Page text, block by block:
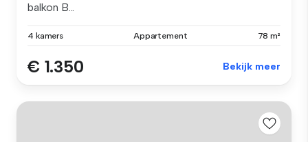
balkon B...
4 kamers Appartement 78 m²
€ 1.350 Bekijk meer